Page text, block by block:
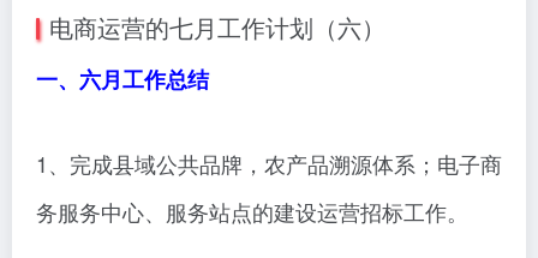
电商运营的七月工作计划（六）
一、六月工作总结
1、完成县域公共品牌，农产品溯源体系；电子商
务服务中心、服务站点的建设运营招标工作。